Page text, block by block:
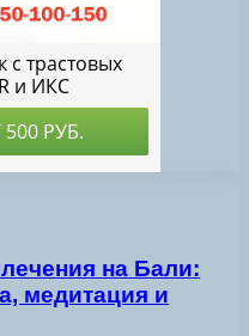
на Бали:
медитация и